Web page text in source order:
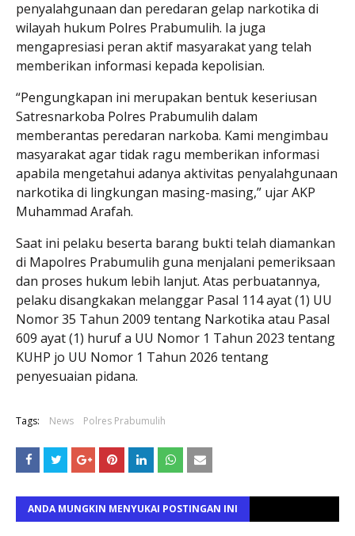
penyalahgunaan dan peredaran gelap narkotika di
wilayah hukum Polres Prabumulih. Ia juga
mengapresiasi peran aktif masyarakat yang telah
memberikan informasi kepada kepolisian.
“Pengungkapan ini merupakan bentuk keseriusan
Satresnarkoba Polres Prabumulih dalam
memberantas peredaran narkoba. Kami mengimbau
masyarakat agar tidak ragu memberikan informasi
apabila mengetahui adanya aktivitas penyalahgunaan
narkotika di lingkungan masing-masing,” ujar AKP
Muhammad Arafah.
Saat ini pelaku beserta barang bukti telah diamankan
di Mapolres Prabumulih guna menjalani pemeriksaan
dan proses hukum lebih lanjut. Atas perbuatannya,
pelaku disangkakan melanggar Pasal 114 ayat (1) UU
Nomor 35 Tahun 2009 tentang Narkotika atau Pasal
609 ayat (1) huruf a UU Nomor 1 Tahun 2023 tentang
KUHP jo UU Nomor 1 Tahun 2026 tentang
penyesuaian pidana.
Tags: News Polres Prabumulih
ANDA MUNGKIN MENYUKAI POSTINGAN INI